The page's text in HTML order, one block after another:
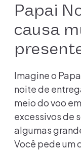
Papai
causa
Imagine o
noite de
meio do voo
excessivos de
algumas
Você pede um